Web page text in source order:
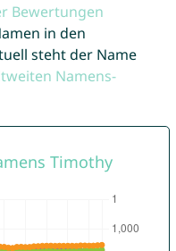
Bewertungen
in den
steht der Name
Namens-